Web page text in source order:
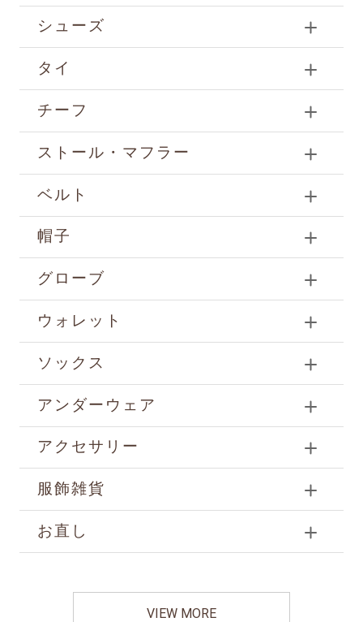
シューズ
タイ
チーフ
ストール・マフラー
ベルト
帽子
グローブ
ウォレット
ソックス
アンダーウェア
アクセサリー
服飾雑貨
お直し
VIEW MORE